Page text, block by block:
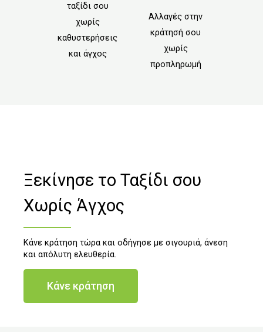
ταξίδι σου
χωρίς
καθυστερήσεις
και άγχος
Αλλαγές στην
κράτησή σου
χωρίς
προπληρωμή
Ξεκίνησε το Ταξίδι σου
Χωρίς Άγχος
Κάνε κράτηση τώρα και οδήγησε με σιγουριά, άνεση
και απόλυτη ελευθερία.
Κάνε κράτηση